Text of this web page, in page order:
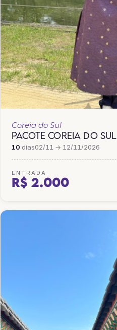
Coreia do Sul
PACOTE COREIA DO SUL
10 dias02/11 → 12/11/2026
ENTRADA
R$ 2.000